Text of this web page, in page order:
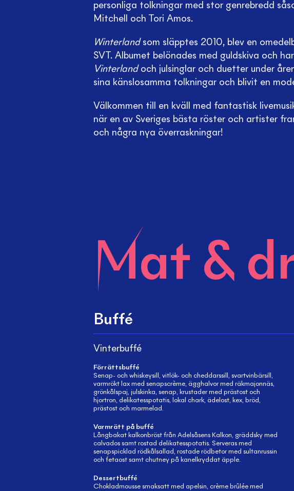
personliga tolkningar med stor genrebredd
Mitchell och Tori Amos.
Winterlandsom släpptes 2010, blev en
SVT. Albumet belönades med guldskiva och
Vinterlandoch julsinglar och duetter under
sina känslosamma tolkningar och blivit en
Välkommen till en kväll med fantastisk
när en av Sveriges bästa röster och artister
och några nya överraskningar!
Mat &
Buffé
Vinterbuffé
Förrättsbuffé
Senap- och whiskeysill, vitlök- och cheddarssill, svartvinbärsill,
varmrökt lax med senapscrème, ägghalvor med räkmajonnäs,
grönkålspaj, julskinka, senap, krustader med prästost och
hjortron, delikatesspotatis, lokal chark, ädelost, kex, bröd,
prästost och marmelad.
Varmrätt på buffé
Långbakat kalkonbröst från Adelsåsens Kalkon, gräddsky med
calvados samt rostad delikatesspotatis. Serveras med
senapspicklad rödkålsallad, rostade rödbetor med sultanrussin
och fetaost samt chutney på kanelkryddat äpple.
Dessertbuffé
Chokladmousse smaksatt med apelsin, crème brûlée med